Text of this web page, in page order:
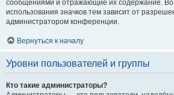
сообщениями и отражающие их содержание.
использования значков тем зависит от
администратором конференции.
Вернуться к началу
Уровни пользователей и группы
Кто такие администраторы?